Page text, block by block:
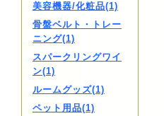
美容機器/化粧品(1)
骨盤ベルト・トレー
ニング(1)
スパークリングワイ
ン(1)
ルームグッズ(1)
ペット用品(1)